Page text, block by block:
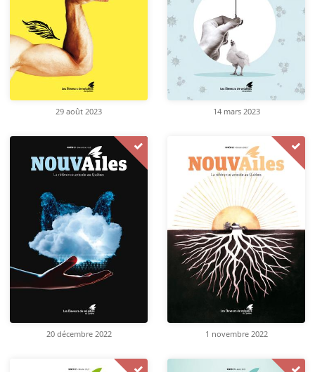
29 août 2023 14 mars 2023
20 décembre 2022 1 novembre 2022